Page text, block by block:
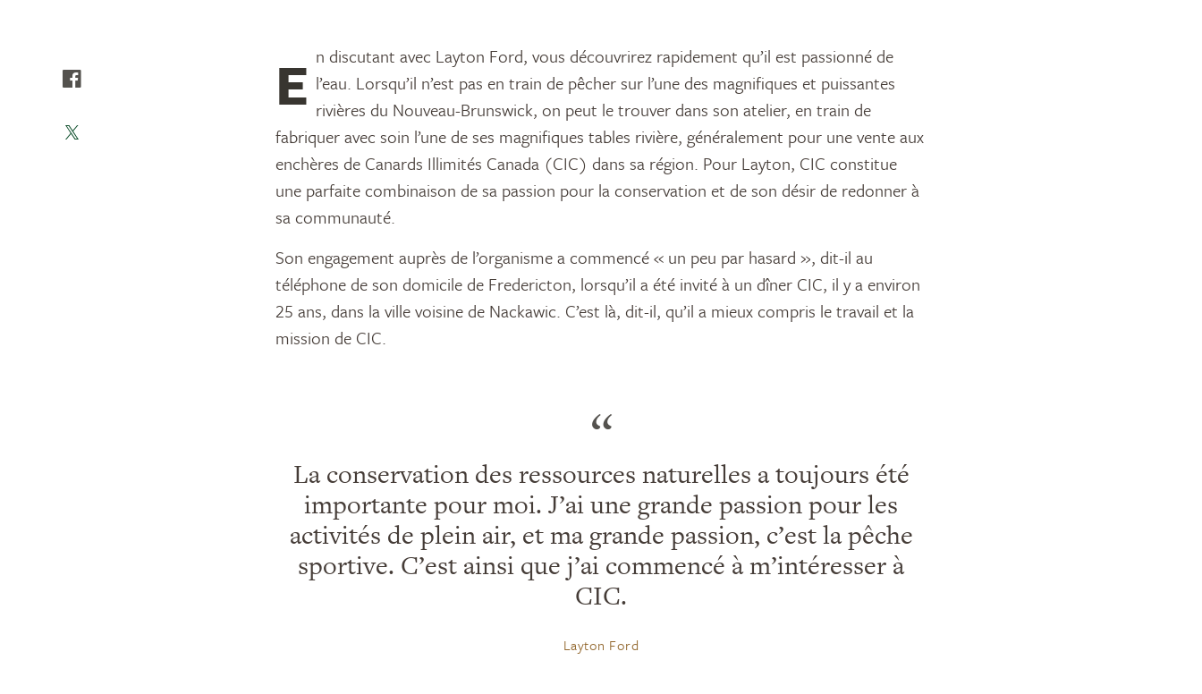
En discutant avec Layton Ford, vous découvrirez rapidement qu’il est passionné de l’eau. Lorsqu’il n’est pas en train de pêcher sur l’une des magnifiques et puissantes
rivières du Nouveau-Brunswick, on peut le trouver dans son atelier, en train de
fabriquer avec soin l’une de ses magnifiques tables rivière, généralement pour une vente aux
enchères de Canards Illimités Canada (CIC) dans sa région. Pour Layton, CIC constitue
une parfaite combinaison de sa passion pour la conservation et de son désir de redonner à
sa communauté.
Son engagement auprès de l’organisme a commencé « un peu par hasard », dit-il au
téléphone de son domicile de Fredericton, lorsqu’il a été invité à un dîner CIC, il y a environ
25 ans, dans la ville voisine de Nackawic. C’est là, dit-il, qu’il a mieux compris le travail et la
mission de CIC.
“
La conservation des ressources naturelles a toujours été
importante pour moi. J’ai une grande passion pour les
activités de plein air, et ma grande passion, c’est la pêche
sportive. C’est ainsi que j’ai commencé à m’intéresser à
CIC.
Layton Ford